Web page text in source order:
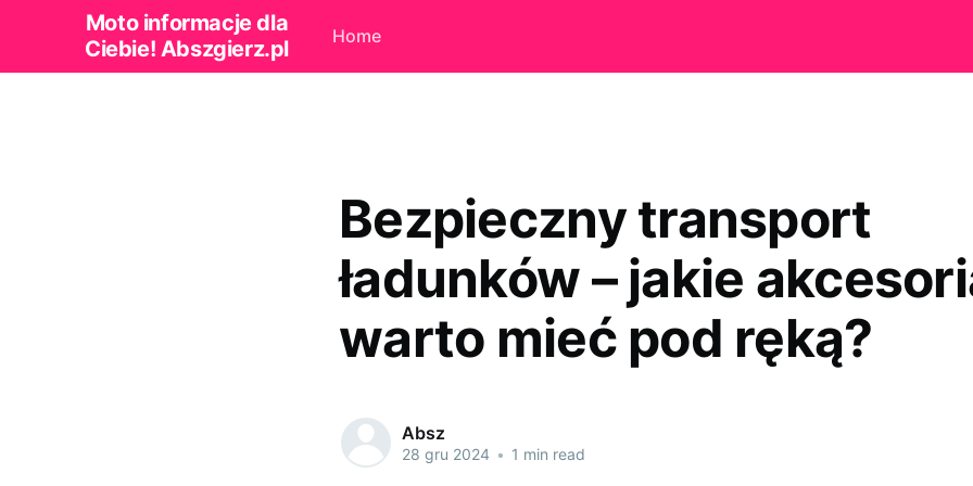
Moto informacje dla
Ciebie! Abszgierz.pl
Home
Bezpieczny transport
ładunków – jakie
warto mieć pod ręką?
Absz
28 gru 2024 • 1 min read